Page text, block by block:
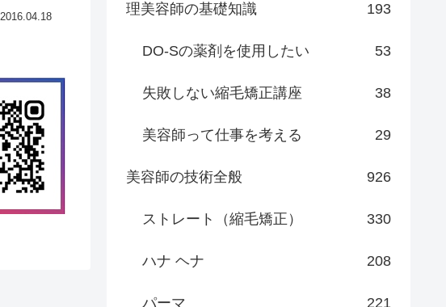
2016.04.18 理美容師の基礎知識 193
DO-Sの薬剤を使用したい 53
失敗しない縮毛矯正講座 38
美容師って仕事を考える 29
美容師の技術全般 926
ストレート（縮毛矯正） 330
ハナ ヘナ 208
パーマ 221